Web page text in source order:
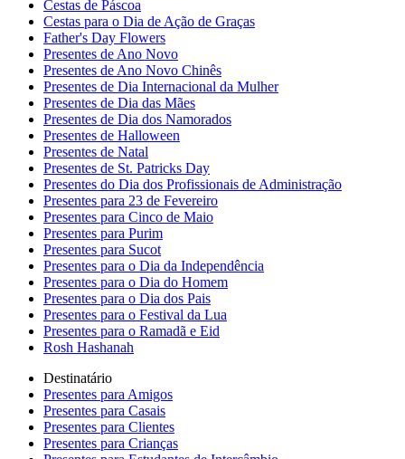
Cestas de Páscoa
Cestas para o Dia de Ação de Graças
Father's Day Flowers
Presentes de Ano Novo
Presentes de Ano Novo Chinês
Presentes de Dia Internacional da Mulher
Presentes de Dia das Mães
Presentes de Dia dos Namorados
Presentes de Halloween
Presentes de Natal
Presentes de St. Patricks Day
Presentes do Dia dos Profissionais de Administração
Presentes para 23 de Fevereiro
Presentes para Cinco de Maio
Presentes para Purim
Presentes para Sucot
Presentes para o Dia da Independência
Presentes para o Dia do Homem
Presentes para o Dia dos Pais
Presentes para o Festival da Lua
Presentes para o Ramadã e Eid
Rosh Hashanah
Destinatário
Presentes para Amigos
Presentes para Casais
Presentes para Clientes
Presentes para Crianças